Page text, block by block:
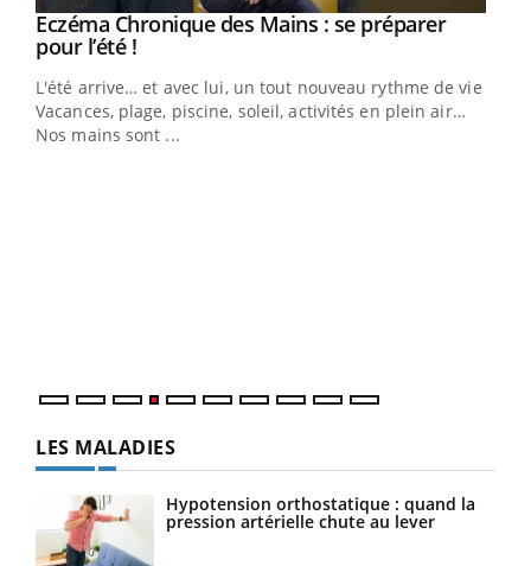
Youtube
Eczéma Chronique des Mains : se préparer
pour l’été !Youtube
L'été arrive… et avec lui, un tout nouveau rythme de vie !
Vacances, plage, piscine, soleil, activités en plein air…
Nos mains sont ...
LES MALADIES
Hypotension orthostatique : quand la
pression artérielle chute au lever